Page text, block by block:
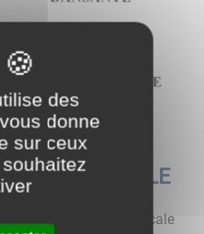
NATIONALE
votre association locale
des
donne
sur ceux